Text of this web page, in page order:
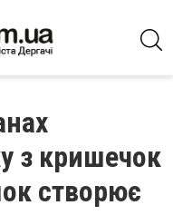
з кришечок
створює